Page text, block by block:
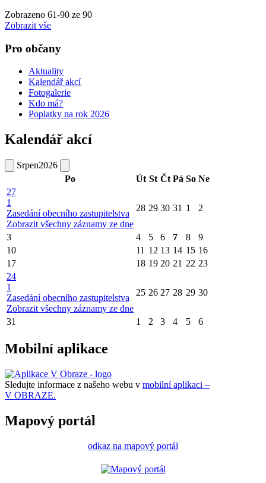
Zobrazeno 61-90 ze 90
Zobrazit vše
Pro občany
Aktuality
Kalendář akcí
Fotogalerie
Kdo má?
Poplatky na rok 2026
Kalendář akcí
Srpen2026
Po
Út St Čt Pá So Ne
27
1
Zasedání obecního zastupitelstva
Zobrazit všechny záznamy ze dne
28 29 30 31 1 2
3 4 5 6 7 8
9
10
11 12 13 14 15 16
17
18 19 20 21 22 23
24
1
Zasedání obecního zastupitelstva
Zobrazit všechny záznamy ze dne
25 26 27 28 29 30
31 1 2 3 4 5 6
Mobilní aplikace
Sledujte informace z našeho webu v mobilní aplikaci –
V OBRAZE.
Mapový portál
odkaz na mapový portál